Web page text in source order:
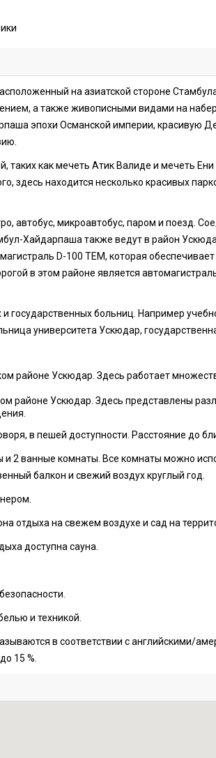
на азиатской стороне
а также живописными видами на
эпохи Османской империи, красивую
таких как мечеть Атик Валиде и мечеть
здесь находится несколько красивых
автобус, микроавтобус, паром и поезд.
Хайдарпаша также ведут в район
D-100 TEM, которая
в этом районе является
больниц. Например
университета Ускюдар,
районе Ускюдар. Здесь работает
районе Ускюдар. Здесь представлены
в пешей доступности. Расстояние до
ванныe комнаты. Все комнаты можно
балкон и свежий воздух круглый год.
отдыха на свежем воздухе и сад на
доступна сауна.
и техникой.
в соответствии с английскими/
15 %.